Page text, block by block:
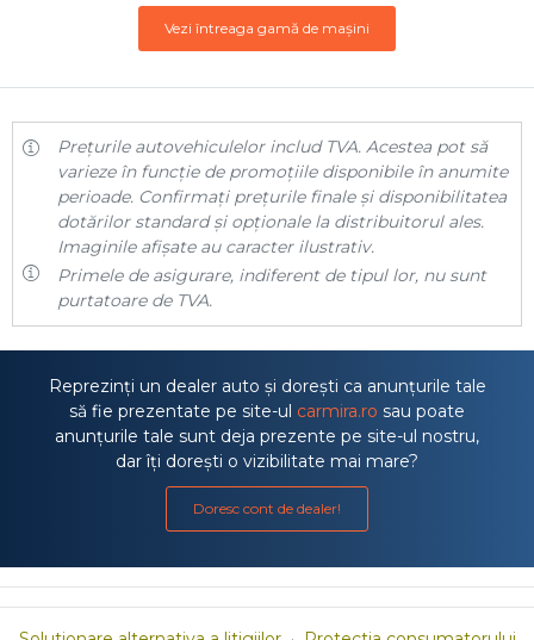
Vezi întreaga gamă de mașini
Prețurile autovehiculelor includ TVA. Acestea pot să
varieze în funcție de promoțiile disponibile în anumite
perioade. Confirmați prețurile finale și disponibilitatea
dotărilor standard și opționale la distribuitorul ales.
Imaginile afișate au caracter ilustrativ.
Primele de asigurare, indiferent de tipul lor, nu sunt
purtatoare de TVA.
Reprezinți un dealer auto și dorești ca anunțurile tale
să fie prezentate pe site-ul carmira.ro sau poate
anunțurile tale sunt deja prezente pe site-ul nostru,
dar îți dorești o vizibilitate mai mare?
Doresc cont de dealer!